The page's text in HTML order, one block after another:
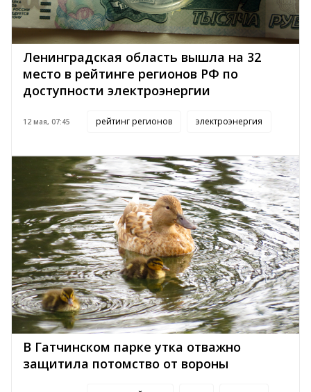
Ленинградская область вышла на 32
место в рейтинге регионов РФ по
доступности электроэнергии
12 мая, 07:45 рейтинг регионов электроэнергия
В Гатчинском парке утка отважно
защитила потомство от вороны